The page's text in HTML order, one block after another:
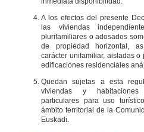
A los efectos del presente
las viviendas
plurifamiliares o adosados
de propiedad horizontal,
carácter unifamiliar, aisladas o
edificaciones residenciales
Quedan sujetas a esta
viviendas y
particulares para uso
ámbito territorial de la
Euskadi.